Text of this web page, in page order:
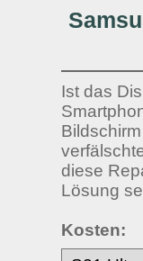
Ist das
diese
Lösung
Kosten: